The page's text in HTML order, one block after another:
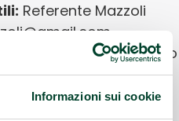
Informazioni sui cookie
Referente Mazzoli
da 5/8 km , passeremo
tra ciclabili e parchi.